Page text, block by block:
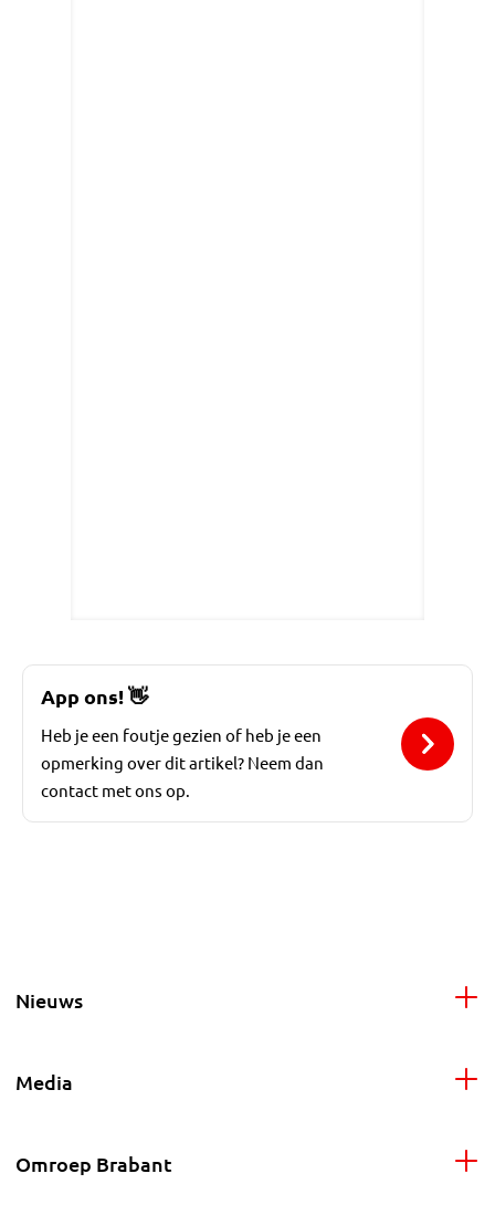
App ons!👋
Heb je een foutje gezien of heb je een
opmerking over dit artikel? Neem dan
contact met ons op.
Nieuws
Media
Omroep Brabant